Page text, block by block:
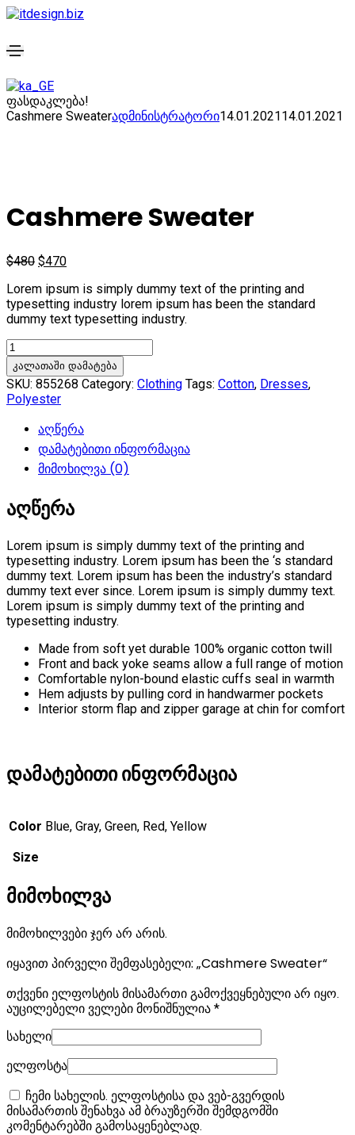
ფასდაკლება!
Cashmere Sweaterადმინისტრატორი14.01.202114.01.2021
Cashmere Sweater
$480 $470
Lorem ipsum is simply dummy text of the printing and
typesetting industry lorem ipsum has been the standard
dummy text typesetting industry.
რაოდენობა:
Cashmere
Sweater
კალათაში დამატება
SKU: 855268 Category: Clothing Tags: Cotton, Dresses,
Polyester
აღწერა
დამატებითი ინფორმაცია
მიმოხილვა (0)
აღწერა
Lorem ipsum is simply dummy text of the printing and
typesetting industry. Lorem ipsum has been the ‘s standard
dummy text. Lorem ipsum has been the industry’s standard
dummy text ever since. Lorem ipsum is simply dummy text.
Lorem ipsum is simply dummy text of the printing and
typesetting industry.
Made from soft yet durable 100% organic cotton twill
Front and back yoke seams allow a full range of motion
Comfortable nylon-bound elastic cuffs seal in warmth
Hem adjusts by pulling cord in handwarmer pockets
Interior storm flap and zipper garage at chin for comfort
დამატებითი ინფორმაცია
Color Blue, Gray, Green, Red, Yellow
Size
მიმოხილვა
მიმოხილვები ჯერ არ არის.
იყავით პირველი შემფასებელი: „Cashmere Sweater“
თქვენი ელფოსტის მისამართი გამოქვეყნებული არ იყო.
აუცილებელი ველები მონიშნულია *
სახელი
ელფოსტა
ჩემი სახელის. ელფოსტისა და ვებ-გვერდის
მისამართის შენახვა ამ ბრაუზერში შემდგომში
კომენტარებში გამოსაყენებლად.